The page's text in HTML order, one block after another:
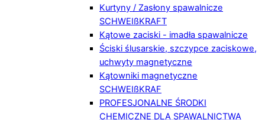
Kurtyny / Zasłony spawalnicze
SCHWEIßKRAFT
Kątowe zaciski - imadła spawalnicze
Ściski ślusarskie, szczypce zaciskowe,
uchwyty magnetyczne
Kątowniki magnetyczne
SCHWEIßKRAF
PROFESJONALNE ŚRODKI
CHEMICZNE DLA SPAWALNICTWA